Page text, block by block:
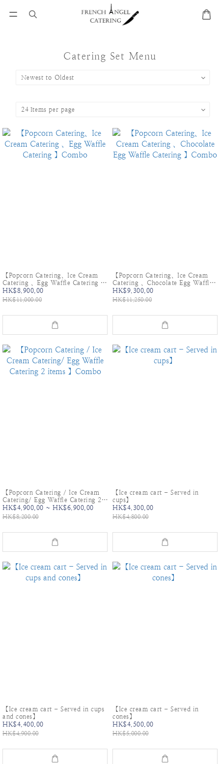
Catering Set Menu
【Popcorn Catering、Ice Cream
Catering 、Egg Waffle Catering 】
Combo
HK$8,900.00
HK$11,000.00
【Popcorn Catering、Ice Cream
Catering 、Chocolate Egg Waffle
Catering 】Combo
HK$9,300.00
HK$11,250.00
【Popcorn Catering / Ice Cream
Catering/ Egg Waffle Catering 2
items 】Combo
HK$4,900.00 ~ HK$6,900.00
HK$8,200.00
【Ice cream cart - Served in
cups】
HK$4,300.00
HK$4,800.00
【Ice cream cart - Served in cups
and cones】
HK$4,400.00
HK$4,900.00
【Ice cream cart - Served in
cones】
HK$4,500.00
HK$5,000.00